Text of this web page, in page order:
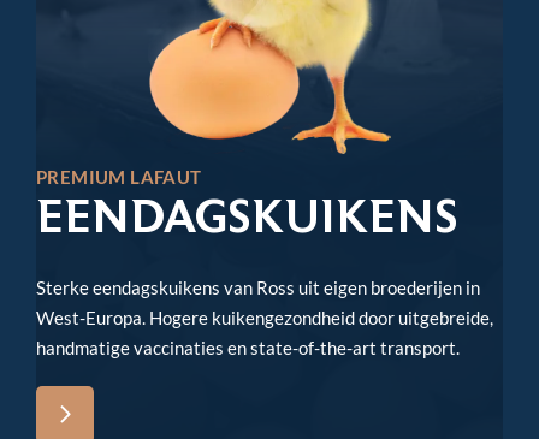
PREMIUM LAFAUT
EENDAGS­KUIKENS
Sterke eendagskuikens van Ross uit eigen broederijen in
West-Europa. Hogere kuikengezondheid door uitgebreide,
handmatige vaccinaties en state-of-the-art transport.